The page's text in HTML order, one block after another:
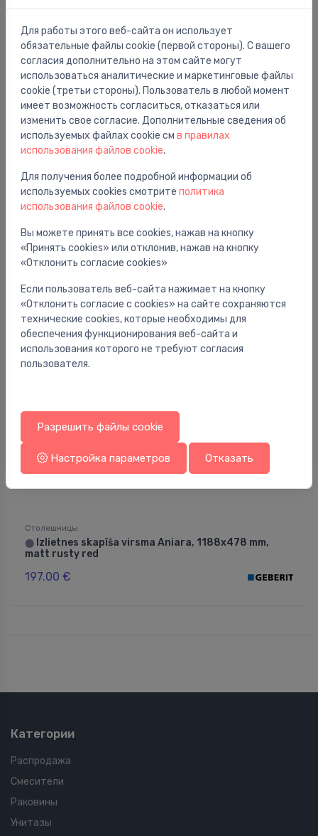
Столешницы
⬤Izlietnes skapīša virsma Aniara, 596x478 mm, matt
141.00 €
Столешницы
⬤ Izlietnes skapīša virsma Aniara, 1188x478 mm,
matt rusty red
197.00 €
Категории
Распродажа
Смесители
Раковины
Унитазы
Для работы этого веб-сайта он использует
обязательные файлы cookie (первой стороны). С вашего
согласия дополнительно на этом сайте могут
использоваться аналитические и маркетинговые файлы
cookie (третьи стороны). Пользователь в любой момент
имеет возможность согласиться, отказаться или
изменить свое согласие. Дополнительные сведения об
используемых файлах cookie см в правилах
использования файлов cookie.
Для получения более подробной информации об
используемых cookies смотрите политика
использования файлов cookie.
Вы можете принять все cookies, нажав на кнопку
«Принять cookies» или отклонив, нажав на кнопку
«Отклонить согласие cookies»
Если пользователь веб-сайта нажимает на кнопку
«Отклонить согласие с cookies» на сайте сохраняются
технические cookies, которые необходимы для
обеспечения функционирования веб-сайта и
использования которого не требуют согласия
пользователя.
Разрешить файлы cookie
Настройка параметров Отказать